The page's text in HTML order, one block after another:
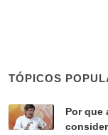
TÓPICOS
Por que